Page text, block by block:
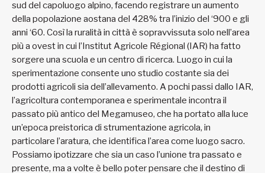
sud del capoluogo alpino, facendo registrare un aumento
della popolazione aostana del 428% tra l’inizio del ‘900 e gli
anni ‘60. Così la ruralità in città è sopravvissuta solo nell’area
più a ovest in cui l’Institut Agricole Régional (IAR) ha fatto
sorgere una scuola e un centro di ricerca. Luogo in cui la
sperimentazione consente uno studio costante sia dei
prodotti agricoli sia dell’allevamento. A pochi passi dallo IAR,
l’agricoltura contemporanea e sperimentale incontra il
passato più antico del Megamuseo, che ha portato alla luce
un’epoca preistorica di strumentazione agricola, in
particolare l’aratura, che identifica l’area come luogo sacro.
Possiamo ipotizzare che sia un caso l’unione tra passato e
presente, ma a volte è bello poter pensare che il destino di